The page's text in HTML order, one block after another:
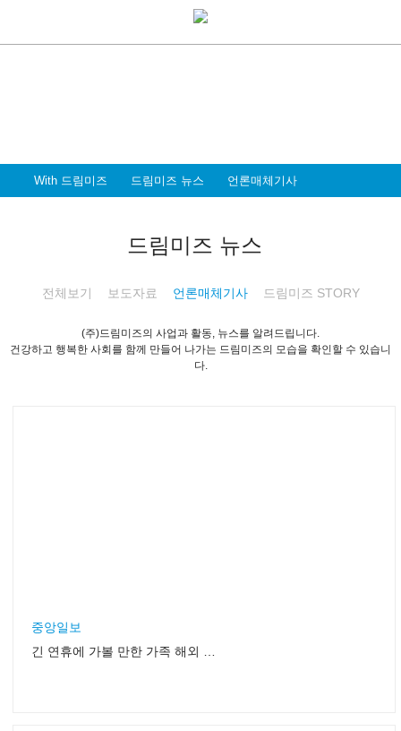
With 드림미즈 드림미즈 뉴스 언론매체기사
드림미즈 뉴스
전체보기 보도자료 언론매체기사 드림미즈 STORY
(주)드림미즈의 사업과 활동, 뉴스를 알려드립니다.
건강하고 행복한 사회를 함께 만들어 나가는 드림미즈의 모습을 확인할 수 있습니
다.
중앙일보